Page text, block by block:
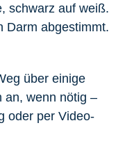
schwarz auf weiß.
Darm abgestimmt.
über einige
an, wenn nötig –
oder per Video-